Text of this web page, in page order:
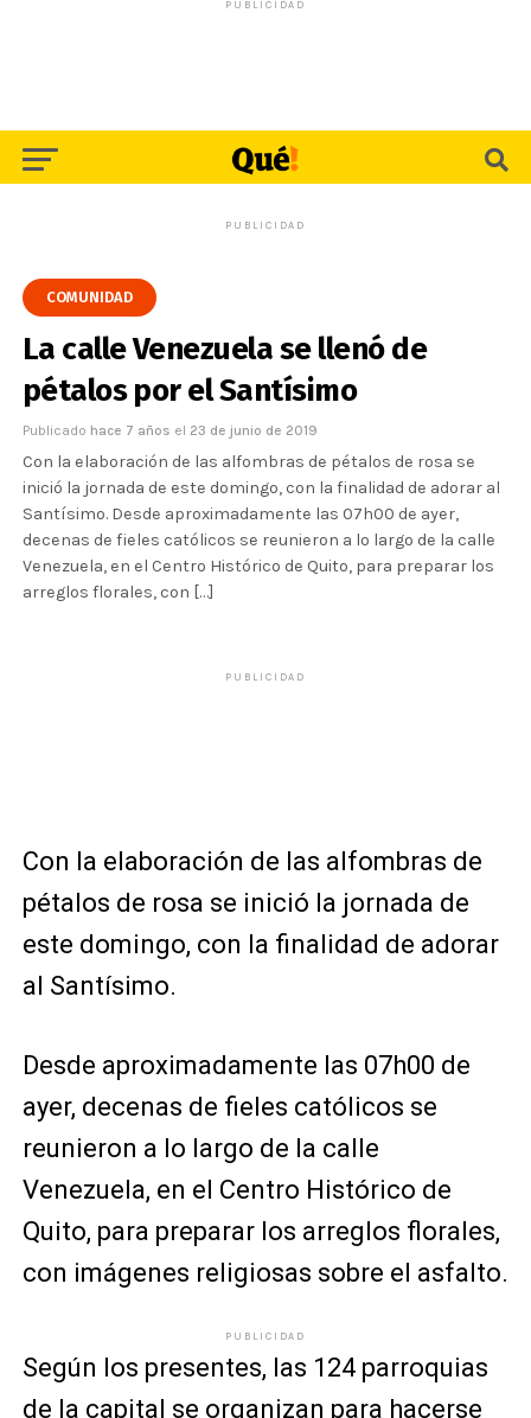
PUBLICIDAD
PUBLICIDAD
COMUNIDAD
La calle Venezuela se llenó de
pétalos por el Santísimo
Publicado hace 7 años el 23 de junio de 2019
Con la elaboración de las alfombras de pétalos de rosa se
inició la jornada de este domingo, con la finalidad de adorar al
Santísimo. Desde aproximadamente las 07h00 de ayer,
decenas de fieles católicos se reunieron a lo largo de la calle
Venezuela, en el Centro Histórico de Quito, para preparar los
arreglos florales, con […]
PUBLICIDAD
Con la elaboración de las alfombras de
pétalos de rosa se inició la jornada de
este domingo, con la finalidad de adorar
al Santísimo.
Desde aproximadamente las 07h00 de
ayer, decenas de fieles católicos se
reunieron a lo largo de la calle
Venezuela, en el Centro Histórico de
Quito, para preparar los arreglos florales,
con imágenes religiosas sobre el asfalto.
PUBLICIDAD
Según los presentes, las 124 parroquias
de la capital se organizan para hacerse